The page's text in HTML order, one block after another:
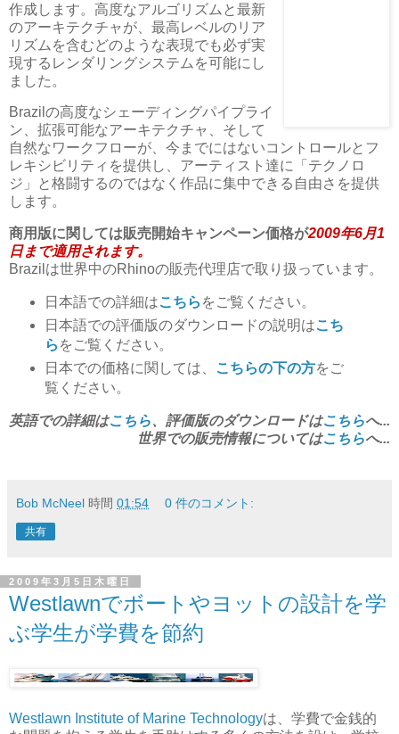
作成します。高度なアルゴリズムと最新
のアーキテクチャが、最高レベルのリア
リズムを含むどのような表現でも必ず実
現するレンダリングシステムを可能にし
ました。
Brazilの高度なシェーディングパイプライ
ン、拡張可能なアーキテクチャ、そして
自然なワークフローが、今までにはないコントロールとフ
レキシビリティを提供し、アーティスト達に「テクノロ
ジ」と格闘するのではなく作品に集中できる自由さを提供
します。
商用版に関しては販売開始キャンペーン価格が2009年6月1
日まで適用されます。
Brazilは世界中のRhinoの販売代理店で取り扱っています。
日本語での詳細はこちら をご覧ください。
日本語での評価版のダウンロードの説明はこち
ら をご覧ください。
日本での価格に関しては、
こちらの下の方をご
覧ください。
英語での詳細はこちら、評価版のダウンロードはこちらへ...
世界での販売情報についてはこちらへ...
Bob McNeel 時間 01:54 0 件のコメント:
共有
2009年3月5日木曜日
Westlawnでボートやヨットの設計を学
ぶ学生が学費を節約
Westlawn Institute of Marine Technologyは、学費で金銭的